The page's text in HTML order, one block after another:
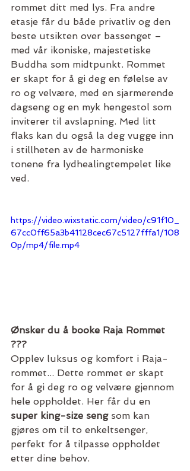
rommet ditt med lys. Fra andre
etasje får du både privatliv og den
beste utsikten over bassenget –
med vår ikoniske, majestetiske
Buddha som midtpunkt. Rommet
er skapt for å gi deg en følelse av
ro og velvære, med en sjarmerende
dagseng og en myk hengestol som
inviterer til avslapning. Med litt
flaks kan du også la deg vugge inn
i stillheten av de harmoniske
tonene fra lydhealingtempelet like
ved.
https://video.wixstatic.com/video/c91f10_
67cc0ff65a3b41128cec67c5127fffa1/108
0p/mp4/file.mp4
Ønsker du å booke Raja Rommet
???
Opplev luksus og komfort i Raja-
rommet... Dette rommet er skapt
for å gi deg ro og velvære gjennom
hele oppholdet. Her får du en
super king-size seng som kan
gjøres om til to enkeltsenger,
perfekt for å tilpasse oppholdet
etter dine behov.